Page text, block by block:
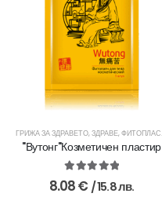
ГРИЖА ЗА ЗДРАВЕТО,ЗДРАВЕ,ФИТОПЛАСТИРИ
"Вутонг"Козметичен пластир
5.00 out of 5
8.08€ / 15.8 лв.